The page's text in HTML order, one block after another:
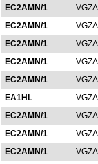
EC2AMN/1
EC2AMN/1
EC2AMN/1
EC2AMN/1
EC2AMN/1
EA1HL
EC2AMN/1
EC2AMN/1
EC2AMN/1